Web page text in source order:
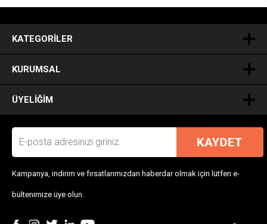
KATEGORILER
KURUMSAL
ÜYELIĞIM
Kampanya, indirim ve fırsatlarımızdan haberdar olmak için lütfen e-
bültenimize üye olun.